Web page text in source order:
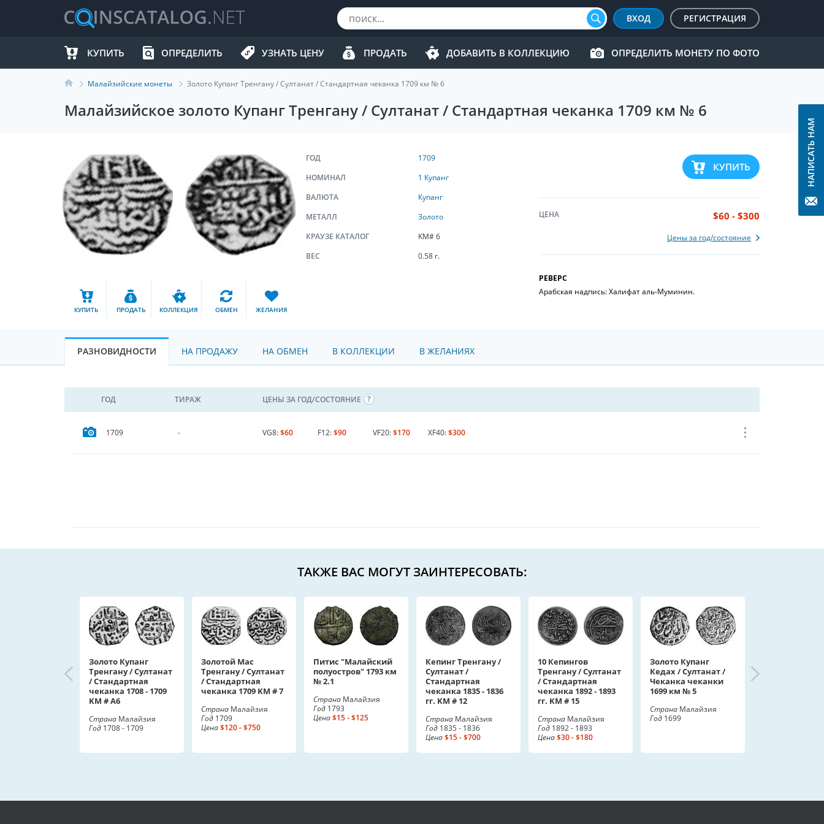
ВХОД РЕГИСТРАЦИЯ
КУПИТЬ ОПРЕДЕЛИТЬ УЗНАТЬ ЦЕНУ ПРОДАТЬ ДОБАВИТЬ В КОЛЛЕКЦИЮ ОПРЕДЕЛИТЬ МОНЕТУ ПО ФОТО
Малайзийские монеты Золото Купанг Тренгану / Султанат / Стандартная чеканка 1709 км № 6
Малайзийское золото Купанг Тренгану / Султанат / Стандартная чеканка 1709 км № 6
КУПИТЬ ПРОДАТЬ КОЛЛЕКЦИЯ ОБМЕН ЖЕЛАНИЯ
КУПИТЬ
ЦЕНА $60 - $300
Цены за год/состояние
РЕВЕРС
Арабская надпись: Халифат аль-Муминин.
ГОД
1709
НОМИНАЛ
1 Купанг
ВАЛЮТА
Купанг
МЕТАЛЛ
Золото
КРАУЗЕ КАТАЛОГ
KM# 6
ВЕС
0.58 г.
РАЗНОВИДНОСТИ НА ПРОДАЖУ НА ОБМЕН В КОЛЛЕКЦИИ В ЖЕЛАНИЯХ
ГОД ТИРАЖ ЦЕНЫ ЗА ГОД/СОСТОЯНИЕ
1709 - VG8:$60 F12:$90 VF20:$170 XF40:$300
ТАКЖЕ ВАС МОГУТ ЗАИНТЕРЕСОВАТЬ:
Золото Купанг
Тренгану / Султанат
/ Стандартная
чеканка 1708 - 1709
KM # A6
Страна Малайзия
Год 1708 - 1709
Золотой Мас
Тренгану / Султанат
/ Стандартная
чеканка 1709 KM # 7
Страна Малайзия
Год 1709
Цена$120 - $750
Питис "Малайский
полуостров" 1793 км
№ 2.1
Страна Малайзия
Год 1793
Цена$15 - $125
Кепинг Тренгану /
Султанат /
Стандартная
чеканка 1835 - 1836
гг. KM # 12
Страна Малайзия
Год 1835 - 1836
Цена$15 - $700
10 Кепингов
Тренгану / Султанат
/ Стандартная
чеканка 1892 - 1893
гг. KM # 15
Страна Малайзия
Год 1892 - 1893
Цена$30 - $180
Золото Купанг
Кедах / Султанат /
Чеканка чеканки
1699 км № 5
Страна Малайзия
Год 1699
НАПИСАТЬ НАМ